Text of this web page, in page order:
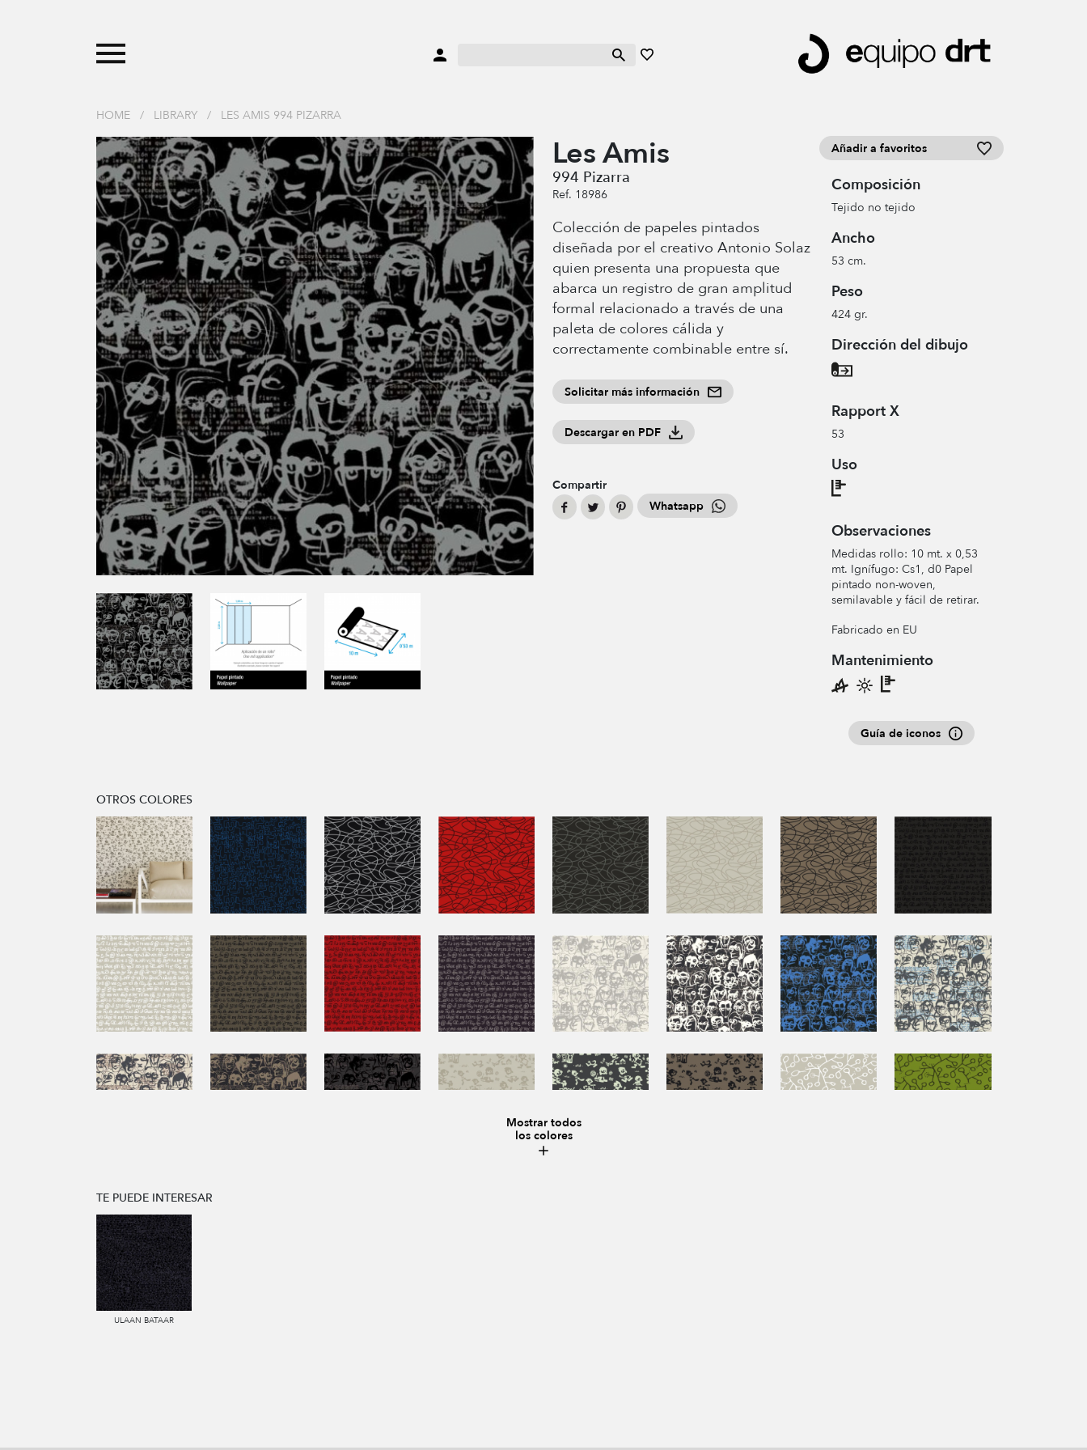
HOME / LIBRARY / LES AMIS 994 PIZARRA
Les Amis
994 Pizarra
Ref. 18986
Colección de papeles pintados
diseñada por el creativo Antonio Solaz
quien presenta una propuesta que
abarca un registro de gran amplitud
formal relacionado a través de una
paleta de colores cálida y
correctamente combinable entre sí.
Solicitar más información
Descargar en PDF
Compartir
Whatsapp
Añadir a favoritos
Composición
Tejido no tejido
Ancho
53 cm.
Peso
424 gr.
Dirección del dibujo
Rapport X
53
Uso
Observaciones
Medidas rollo: 10 mt. x 0,53
mt. Ignífugo: Cs1, d0 Papel
pintado non-woven,
semilavable y fácil de retirar.
Fabricado en EU
Mantenimiento
Guía de iconos
OTROS COLORES
Mostrar todos
los colores
TE PUEDE INTERESAR
ULAAN BATAAR